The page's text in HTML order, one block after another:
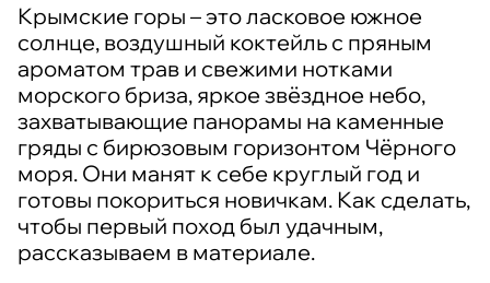
Крымские горы – это ласковое южное
солнце, воздушный коктейль с пряным
ароматом трав и свежими нотками
морского бриза, яркое звёздное небо,
захватывающие панорамы на каменные
гряды с бирюзовым горизонтом Чёрного
моря. Они манят к себе круглый год и
готовы покориться новичкам. Как сделать,
чтобы первый поход был удачным,
рассказываем в материале.